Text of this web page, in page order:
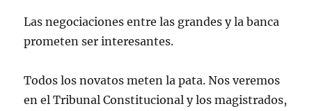
Las negociaciones entre las grandes y la banca
prometen ser interesantes.
Todos los novatos meten la pata. Nos veremos
en el Tribunal Constitucional y los magistrados,